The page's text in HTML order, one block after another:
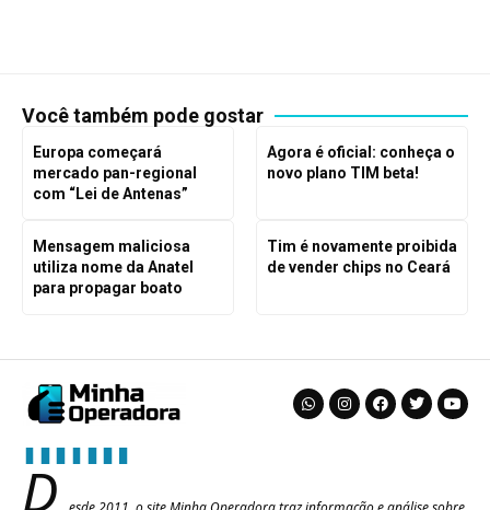
Você também pode gostar
Europa começará
mercado pan-regional
com “Lei de Antenas”
Agora é oficial: conheça o
novo plano TIM beta!
Mensagem maliciosa
utiliza nome da Anatel
para propagar boato
Tim é novamente proibida
de vender chips no Ceará
D